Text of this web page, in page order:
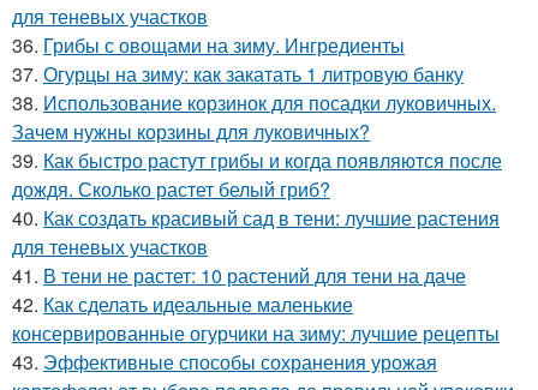
для теневых участков
36. Грибы с овощами на зиму. Ингредиенты
37. Огурцы на зиму: как закатать 1 литровую банку
38. Использование корзинок для посадки луковичных.
Зачем нужны корзины для луковичных?
39. Как быстро растут грибы и когда появляются после
дождя. Сколько растет белый гриб?
40. Как создать красивый сад в тени: лучшие растения
для теневых участков
41. В тени не растет: 10 растений для тени на даче
42. Как сделать идеальные маленькие
консервированные огурчики на зиму: лучшие рецепты
43. Эффективные способы сохранения урожая